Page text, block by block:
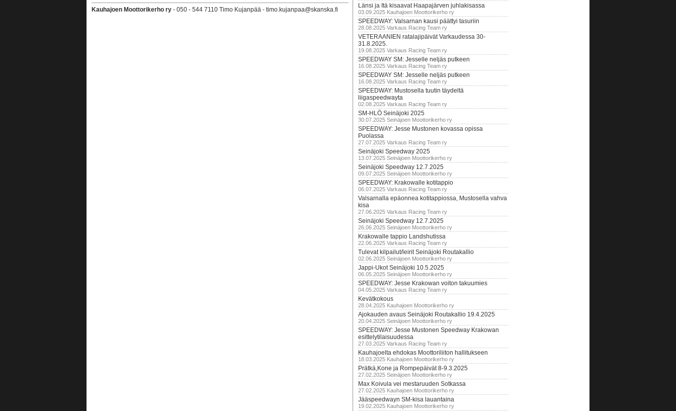
Kauhajoen Moottorikerho ry - 050 - 544 7110 Timo Kujanpää - timo.kujanpaa@skanska.fi
Länsi ja Itä kisaavat Haapajärven juhlakisassa
03.09.2025 Kauhajoen Moottorikerho ry
SPEEDWAY: Valsarnan kausi päättyi tasuriin
28.08.2025 Varkaus Racing Team ry
VETERAANIEN ratalajipäivät Varkaudessa 30-
31.8.2025.
19.08.2025 Varkaus Racing Team ry
SPEEDWAY SM: Jesselle neljäs putkeen
16.08.2025 Varkaus Racing Team ry
SPEEDWAY SM: Jesselle neljäs putkeen
16.08.2025 Varkaus Racing Team ry
SPEEDWAY: Mustosella tuutin täydeltä
liigaspeedwayta
02.08.2025 Varkaus Racing Team ry
SM-HLÖ Seinäjoki 2025
30.07.2025 Seinäjoen Moottorikerho ry
SPEEDWAY: Jesse Mustonen kovassa opissa
Puolassa
27.07.2025 Varkaus Racing Team ry
Seinäjoki Speedway 2025
13.07.2025 Seinäjoen Moottorikerho ry
Seinäjoki Speedway 12.7.2025
09.07.2025 Seinäjoen Moottorikerho ry
SPEEDWAY: Krakowalle kotitappio
06.07.2025 Varkaus Racing Team ry
Valsarnalla epäonnea kotitappiossa, Mustosella vahva
kisa
27.06.2025 Varkaus Racing Team ry
Seinäjoki Speedway 12.7.2025
26.06.2025 Seinäjoen Moottorikerho ry
Krakowalle tappio Landshutissa
22.06.2025 Varkaus Racing Team ry
Tulevat kilpailut/leirit Seinäjoki Routakallio
02.06.2025 Seinäjoen Moottorikerho ry
Jappi-Ukot Seinäjoki 10.5.2025
06.05.2025 Seinäjoen Moottorikerho ry
SPEEDWAY: Jesse Krakowan voiton takuumies
04.05.2025 Varkaus Racing Team ry
Kevätkokous
28.04.2025 Kauhajoen Moottorikerho ry
Ajokauden avaus Seinäjoki Routakallio 19.4.2025
20.04.2025 Seinäjoen Moottorikerho ry
SPEEDWAY: Jesse Mustonen Speedway Krakowan
esittelytilaisuudessa
27.03.2025 Varkaus Racing Team ry
Kauhajoelta ehdokas Moottoriliiton hallitukseen
18.03.2025 Kauhajoen Moottorikerho ry
Prätkä,Kone ja Rompepäivät 8-9.3.2025
27.02.2025 Seinäjoen Moottorikerho ry
Max Koivula vei mestaruuden Sotkassa
27.02.2025 Kauhajoen Moottorikerho ry
Jääspeedwayn SM-kisa lauantaina
19.02.2025 Kauhajoen Moottorikerho ry